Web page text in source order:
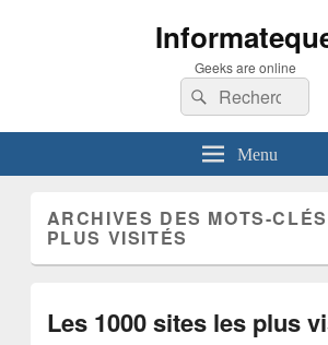
Geeks are online
Recherche :
Rechercher
Menu
ARCHIVES DES MOTS-
PLUS VISITÉS
Les 1000 sites les plus